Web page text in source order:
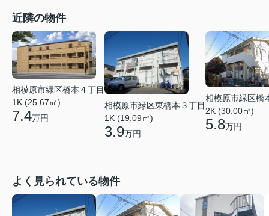
近隣の物件
相模原市緑区橋本４丁目
1K (25.67㎡)
7.4万円
相模原市緑区東橋本３丁目
1K (19.09㎡)
3.9万円
相模原市緑区橋
2K (30.00㎡)
5.8万円
よく見られている物件